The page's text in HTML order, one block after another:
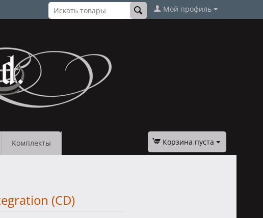
Мой профиль
Комплекты Корзина пуста
(CD)